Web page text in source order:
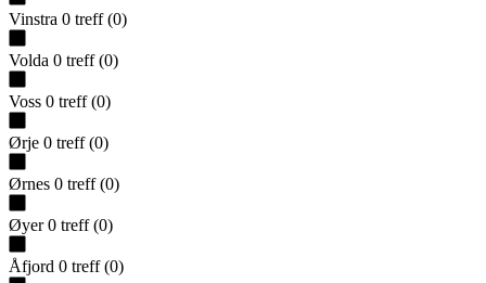
Vinstra 0 treff (0)
Volda 0 treff (0)
Voss 0 treff (0)
Ørje 0 treff (0)
Ørnes 0 treff (0)
Øyer 0 treff (0)
Åfjord 0 treff (0)